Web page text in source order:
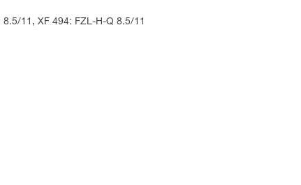
11, XF 494: FZL-H-Q 8.5/11